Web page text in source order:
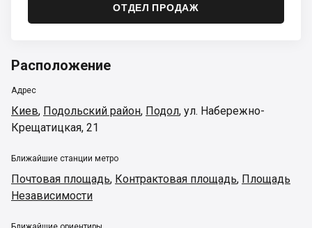
ОТДЕЛ ПРОДАЖ
Расположение
Адрес
Киев, Подольский район, Подол, ул. Набережно-
Крещатицкая, 21
Ближайшие станции метро
Почтовая площадь, Контрактовая площадь, Площадь
Независимости